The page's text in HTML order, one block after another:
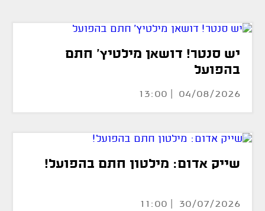
יש סנטר! דושאן מילטיץ' חתם
בהפועל
04/08/2026 | 13:00
שייק אדום: מילטון חתם בהפועל!
30/07/2026 | 11:00